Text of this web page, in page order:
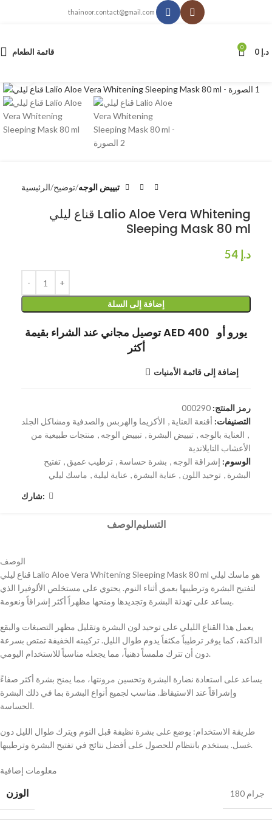
thainoor.contact@gmail.com
قائمة الطعام 0 د.إ
الرئيسية توضيح تبييض الوجه
قناع ليلي Lalio Aloe Vera Whitening
Sleeping Mask 80 ml
د.إ
إضافة إلى السلة
توصيل مجاني عند الشراء بقيمة AED 400 يورو أو
أكثر
إضافة إلى قائمة الأمنيات
رمز المنتج: 000290
التصنيفات: أقنعة العناية , الأكزيما والهربس والصدفية ومشاكل الجلد
, العناية بالوجه , تبييض البشرة , تبييض الوجه , منتجات طبيعية من
الأعشاب التايلاندية
الوسوم: إشراقة الوجه , بشرة حساسة , ترطيب عميق , تفتيح
البشرة , توحيد اللون , عناية البشرة , عناية ليلية , ماسك ليلي
شارك:
الوصفالتسليم
الوصف
قناع ليلي Lalio Aloe Vera Whitening Sleeping Mask 80 ml هو ماسك ليلي
لتفتيح البشرة وترطيبها بعمق أثناء النوم. يحتوي على مستخلص الألوفيرا الذي
يساعد على تهدئة البشرة وتجديدها ومنحها مظهراً أكثر إشراقاً ونعومة.
يعمل هذا القناع الليلي على توحيد لون البشرة وتقليل مظهر التصبغات والبقع
الداكنة، كما يوفر ترطيباً مكثفاً يدوم طوال الليل. تركيبته الخفيفة تمتص بسرعة
دون أن تترك ملمساً دهنياً، مما يجعله مناسباً للاستخدام اليومي.
يساعد على استعادة نضارة البشرة وتحسين مرونتها، مما يمنح بشرة أكثر صفاءً
وإشراقاً عند الاستيقاظ. مناسب لجميع أنواع البشرة بما في ذلك البشرة
الحساسة.
طريقة الاستخدام: يوضع على بشرة نظيفة قبل النوم ويترك طوال الليل دون
غسل. يستخدم بانتظام للحصول على أفضل نتائج في تفتيح البشرة وترطيبها.
معلومات إضافية
الوزن 180 جرام